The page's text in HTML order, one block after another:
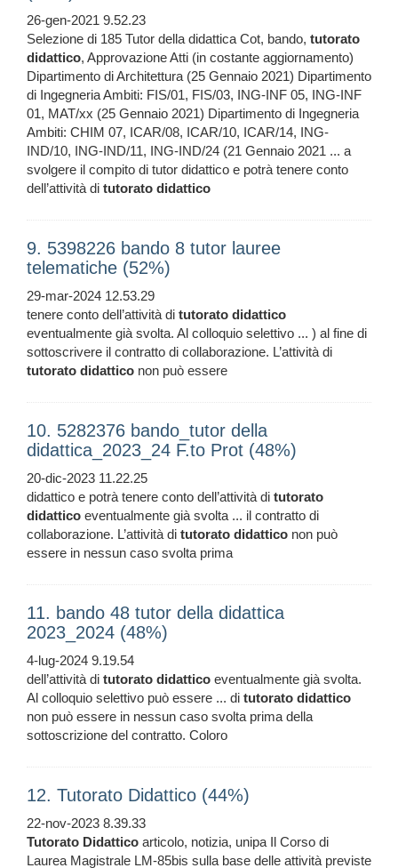
26-gen-2021 9.52.23
Selezione di 185 Tutor della didattica Cot, bando, tutorato
didattico, Approvazione Atti (in costante aggiornamento)
Dipartimento di Architettura (25 Gennaio 2021) Dipartimento
di Ingegneria Ambiti: FIS/01, FIS/03, ING-INF 05, ING-INF
01, MAT/xx (25 Gennaio 2021) Dipartimento di Ingegneria
Ambiti: CHIM 07, ICAR/08, ICAR/10, ICAR/14, ING-
IND/10, ING-IND/11, ING-IND/24 (21 Gennaio 2021 ... a
svolgere il compito di tutor didattico e potrà tenere conto
dell’attività di tutorato didattico
9. 5398226 bando 8 tutor lauree
telematiche (52%)
29-mar-2024 12.53.29
tenere conto dell’attività di tutorato didattico
eventualmente già svolta. Al colloquio selettivo ... ) al fine di
sottoscrivere il contratto di collaborazione. L’attività di
tutorato didattico non può essere
10. 5282376 bando_tutor della
didattica_2023_24 F.to Prot (48%)
20-dic-2023 11.22.25
didattico e potrà tenere conto dell’attività di tutorato
didattico eventualmente già svolta ... il contratto di
collaborazione. L’attività di tutorato didattico non può
essere in nessun caso svolta prima
11. bando 48 tutor della didattica
2023_2024 (48%)
4-lug-2024 9.19.54
dell’attività di tutorato didattico eventualmente già svolta.
Al colloquio selettivo può essere ... di tutorato didattico
non può essere in nessun caso svolta prima della
sottoscrizione del contratto. Coloro
12. Tutorato Didattico (44%)
22-nov-2023 8.39.33
Tutorato Didattico articolo, notizia, unipa Il Corso di
Laurea Magistrale LM-85bis sulla base delle attività previste